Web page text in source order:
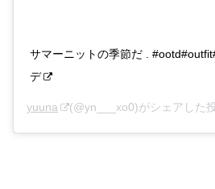
サマーニットの季節だ .
デ
yuuna (@yn___xo0)がシェアした